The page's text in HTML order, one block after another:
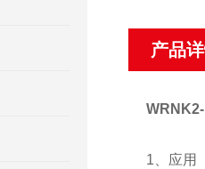
产品
1、应用